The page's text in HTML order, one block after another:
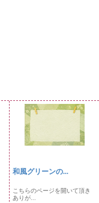
和風グリーンの...
こちらのページを開いて頂き
ありが...